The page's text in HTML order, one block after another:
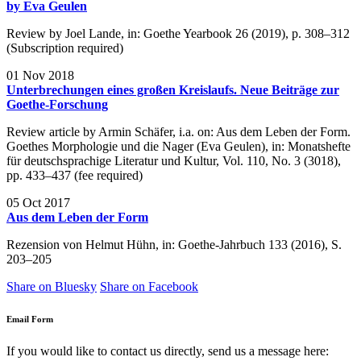
by Eva Geulen
Review by Joel Lande, in: Goethe Yearbook 26 (2019), p. 308–312
(Subscription required)
01 Nov 2018
Unterbrechungen eines großen Kreislaufs. Neue Beiträge zur
Goethe-Forschung
Review article by Armin Schäfer, i.a. on: Aus dem Leben der Form.
Goethes Morphologie und die Nager (Eva Geulen), in: Monatshefte
für deutschsprachige Literatur und Kultur, Vol. 110, No. 3 (3018),
pp. 433–437 (fee required)
05 Oct 2017
Aus dem Leben der Form
Rezension von Helmut Hühn, in: Goethe-Jahrbuch 133 (2016), S.
203–205
Share on Bluesky Share on Facebook
Email Form
If you would like to contact us directly, send us a message here: